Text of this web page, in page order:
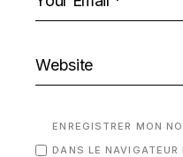
ENREGISTRER MON
DANS LE NAVIGATEUR